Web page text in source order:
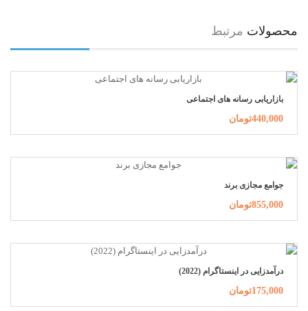
محصولات مرتبط
بازاریابی رسانه های اجتماعی
440,000تومان
جوامع مجازی برند
855,000تومان
درآمدزایی در اینستاگرام (2022)
175,000تومان